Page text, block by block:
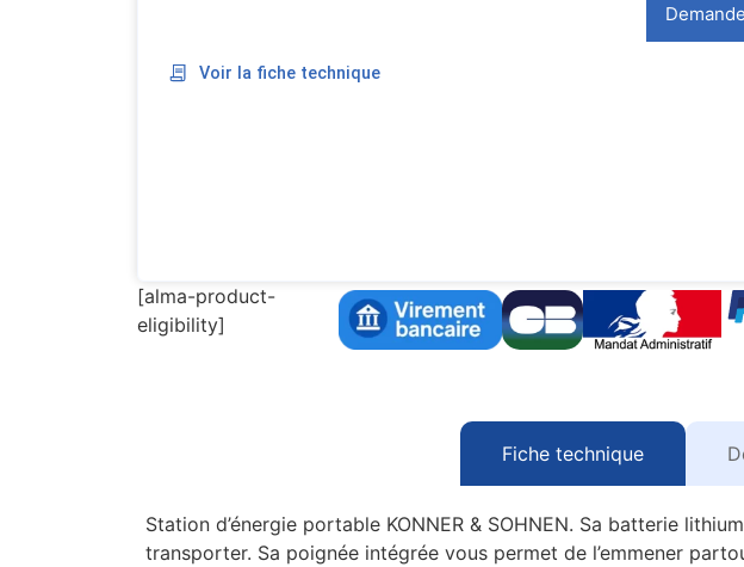
Voir la fiche technique
[alma-product-
eligibility]
Fiche technique
Station d’énergie portable KONNER & SOHNEN. Sa batterie
transporter. Sa poignée intégrée vous permet de l’emmener